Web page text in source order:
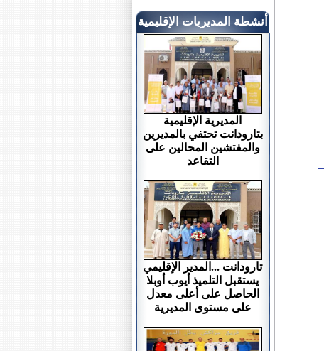
أنشطة المديريات الإقليمية
المديرية الإقليمية
بتارودانت تحتفي بالمديرين
والمفتشين المحالين على
التقاعد
تارودانت ...المدير الإقليمي
يستقبل التلميذ أيوب أوبلا
الحاصل على أعلى معدل
على مستوى المديرية